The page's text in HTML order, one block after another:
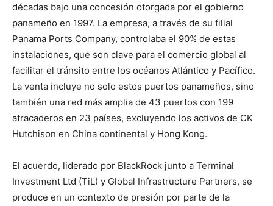
décadas bajo una concesión otorgada por el gobierno
panameño en 1997. La empresa, a través de su filial
Panama Ports Company, controlaba el 90% de estas
instalaciones, que son clave para el comercio global al
facilitar el tránsito entre los océanos Atlántico y Pacífico.
La venta incluye no solo estos puertos panameños, sino
también una red más amplia de 43 puertos con 199
atracaderos en 23 países, excluyendo los activos de CK
Hutchison en China continental y Hong Kong.
El acuerdo, liderado por BlackRock junto a Terminal
Investment Ltd (TiL) y Global Infrastructure Partners, se
produce en un contexto de presión por parte de la